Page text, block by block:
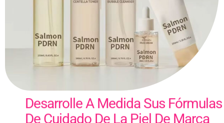
Desarrolle A Medida Sus Fórmulas
De Cuidado De La Piel De Marca